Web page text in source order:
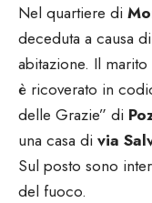
Nel quartiere di
deceduta a causa
abitazione. Il
è ricoverato in
delle Grazie” di
una casa di via
Sul posto sono
del fuoco.